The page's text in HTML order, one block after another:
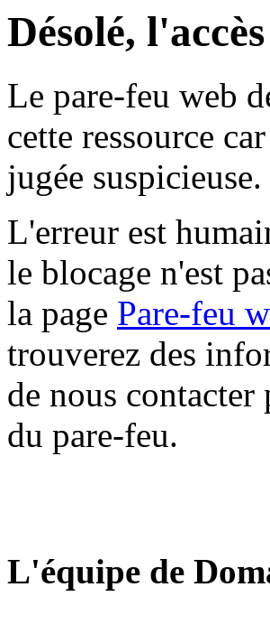
Désolé,
Le pare-feu web
cette ressource
jugée suspicieuse.
L'erreur est
le blocage n'est
la page Pare-feu
trouverez des
de nous contacter
du pare-feu.
L'équipe de